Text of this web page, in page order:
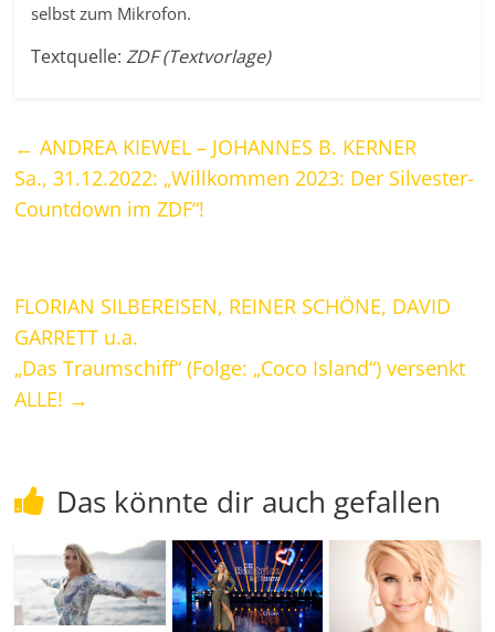
selbst zum Mikrofon.
Textquelle:ZDF (Textvorlage)
← ANDREA KIEWEL – JOHANNES B. KERNER
Sa., 31.12.2022: „Willkommen 2023: Der Silvester-
Countdown im ZDF“!
FLORIAN SILBEREISEN, REINER SCHÖNE, DAVID
GARRETT u.a.
„Das Traumschiff“ (Folge: „Coco Island“) versenkt
ALLE! →
Das könnte dir auch gefallen